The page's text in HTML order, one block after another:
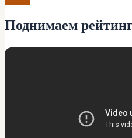
Поднимаем